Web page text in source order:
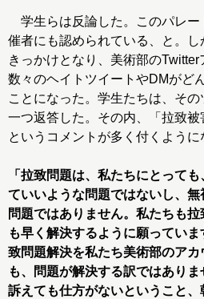
学生らは反論した。このパレー
催者にも認められている、と。
きっかけとなり、美術部のTwitter
数々のヘイトツイートやDMがど
ことになった。学生たちは、そ
一つ返答した。その内、「拉致被
というコメントが多く付くように
「拉致問題は、私たちにとって
ていいような問題ではないし、
問題ではありません。私たちも
も早く解決するように願ってい
致問題解決を私たち美術部のアカ
も、問題が解決する訳ではあり
訴えても仕方がないということ